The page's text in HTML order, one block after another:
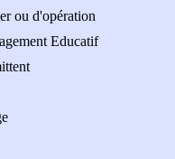
ou d'opération
Educatif